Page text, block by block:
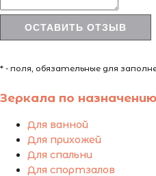
* - поля, обязательные для
Зеркала по назначению
Для ванной
Для прихожей
Для спальни
Для спортзалов